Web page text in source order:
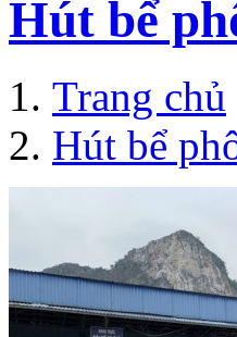
Hút bể
Trang chủ
Hút bể